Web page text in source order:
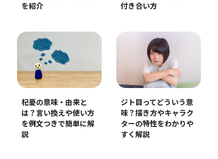
を紹介
付き合い方
杞憂の意味・由来と
は？言い換えや使い方
を例文つきで簡単に解
説
ジト目ってどういう意
味？描き方やキャラク
ターの特性をわかりや
すく解説